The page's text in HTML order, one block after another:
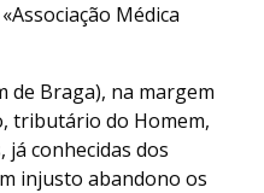
Médica
de Braga), na margem
tributário do Homem,
já conhecidas dos
injusto abandono os